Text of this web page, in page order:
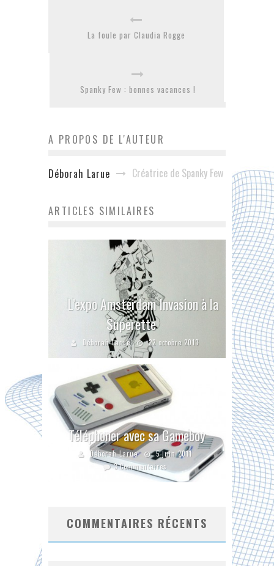
La foule par Claudia Rogge
Spanky Few : bonnes vacances !
A PROPOS DE L'AUTEUR
Déborah Larue Créatrice de Spanky Few
ARTICLES SIMILAIRES
L’expo Amsterdam Invasion à la
Superette
Déborah Larue 22 octobre 2013
Téléphoner avec sa Gameboy
Déborah Larue
5 juin 2011
3 Commentaires
COMMENTAIRES RÉCENTS